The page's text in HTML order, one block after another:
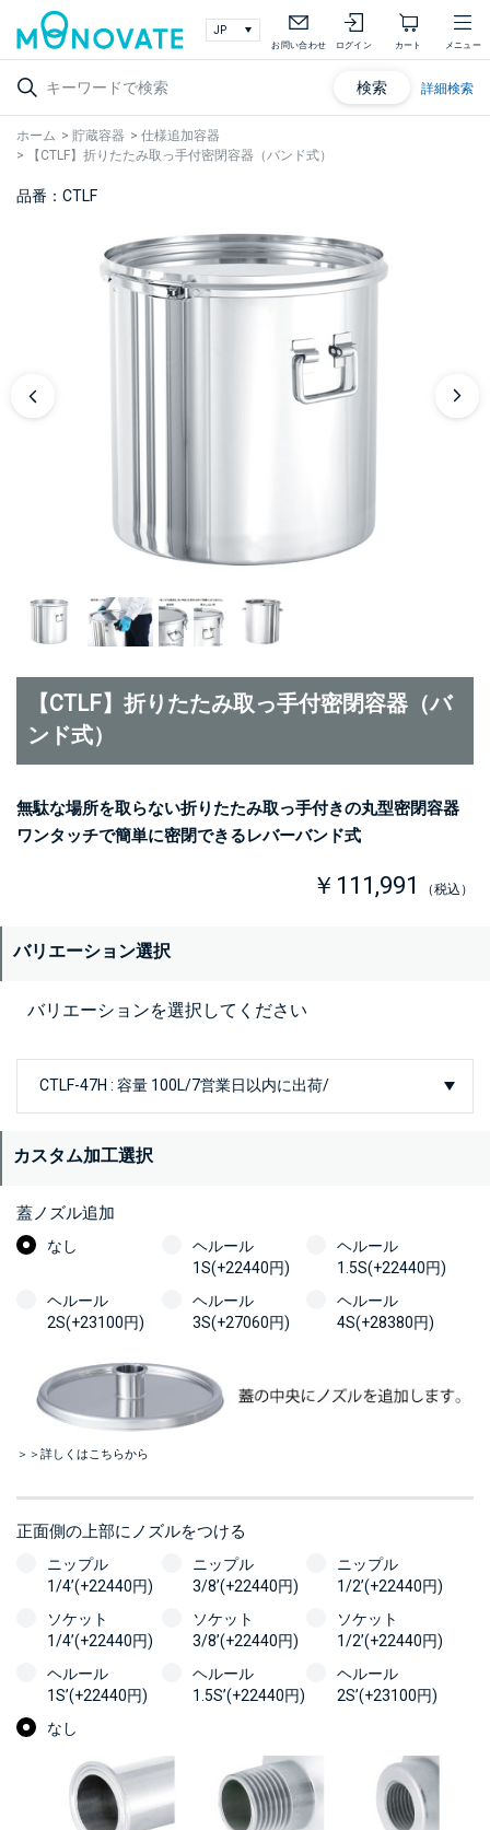
お問い合わせ ログイン カート メニュー
検索 詳細検索
ホーム > 貯蔵容器 > 仕様追加容器
>
【CTLF】折りたたみ取っ手付密閉容器（バンド式）
品番：CTLF
【CTLF】折りたたみ取っ手付密閉容器（バ
ンド式）
無駄な場所を取らない折りたたみ取っ手付きの丸型密閉容器
ワンタッチで簡単に密閉できるレバーバンド式
￥111,991 （税込）
バリエーション選択
バリエーションを選択してください
カスタム加工選択
蓋ノズル追加
なし
ヘルール
1S(+22440円)
ヘルール
1.5S(+22440円)
ヘルール
2S(+23100円)
ヘルール
3S(+27060円)
ヘルール
4S(+28380円)
＞＞詳しくはこちらから
正面側の上部にノズルをつける
ニップル
1/4’(+22440円)
ニップル
3/8’(+22440円)
ニップル
1/2’(+22440円)
ソケット
1/4’(+22440円)
ソケット
3/8’(+22440円)
ソケット
1/2’(+22440円)
ヘルール
1S’(+22440円)
ヘルール
1.5S’(+22440円)
ヘルール
2S’(+23100円)
なし